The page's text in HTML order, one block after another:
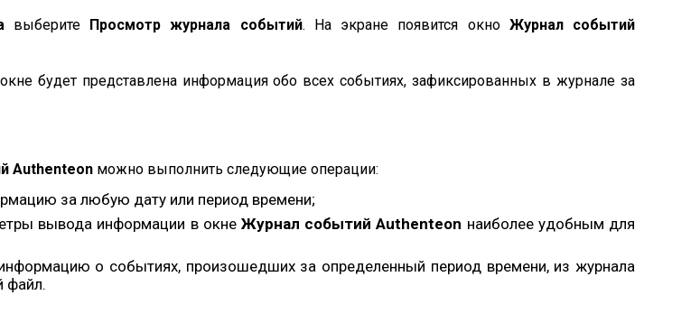
выберите Просмотр журнала событий. На экране появится окно Журнал событий
будет представлена информация обо всех событиях, зафиксированных в журнале за
Authenteon можно выполнить следующие операции:
за любую дату или период времени;
вывода информации в окнеЖурнал событий Authenteon наиболее удобным для
о событиях, произошедших за определенный период времени, из журнала
файл.